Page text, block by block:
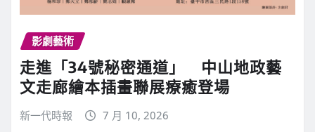
影劇藝術
走進「34號秘密通道」 中山地政藝
文走廊繪本插畫聯展療癒登場
新一代時報 7 月 10, 2026